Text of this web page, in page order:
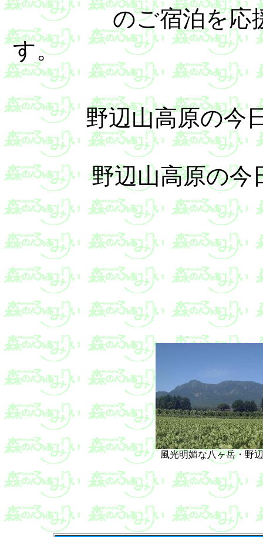
のご宿泊を応
野辺山高原
野辺山高原の今
風光明媚な八ヶ岳・野